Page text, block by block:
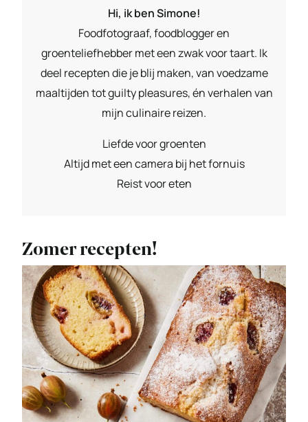
Hi, ik ben Simone!
Foodfotograaf, foodblogger en
groenteliefhebber met een zwak voor taart. Ik
deel recepten die je blij maken, van voedzame
maaltijden tot guilty pleasures, én verhalen van
mijn culinaire reizen.
Liefde voor groenten
Altijd met een camera bij het fornuis
Reist voor eten
Zomer recepten!